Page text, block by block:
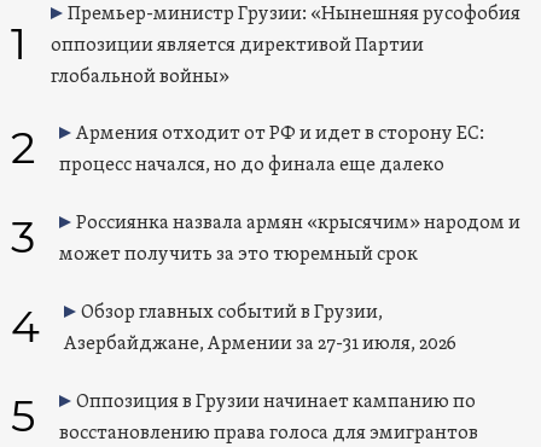
1
Премьер-министр Грузии: «Нынешняя русофобия
оппозиции является директивой Партии
глобальной войны»
2
Армения отходит от РФ и идет в сторону ЕС:
процесс начался, но до финала еще далеко
3
Россиянка назвала армян «крысячим» народом и
может получить за это тюремный срок
4
Обзор главных событий в Грузии,
Азербайджане, Армении за 27-31 июля, 2026
5
Оппозиция в Грузии начинает кампанию по
восстановлению права голоса для эмигрантов